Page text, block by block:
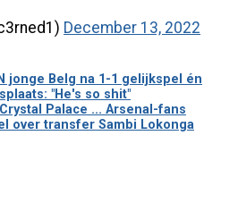
December 13, 2022
jonge Belg na 1-1 gelijkspel én
"He's so shit"
Palace ... Arsenal-fans
over transfer Sambi Lokonga